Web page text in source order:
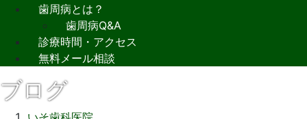
歯周病とは？
歯周病Q&A
診療時間・アクセス
無料メール相談
ブログ